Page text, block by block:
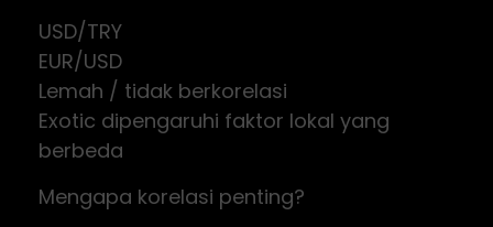
USD/TRY
EUR/USD
Lemah / tidak berkorelasi
Exotic dipengaruhi faktor lokal yang
berbeda
Mengapa korelasi penting?